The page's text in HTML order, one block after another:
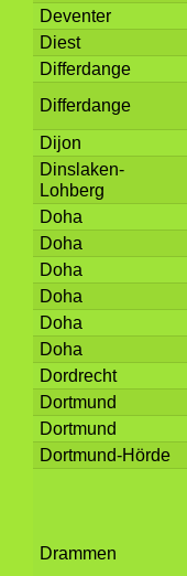
Deventer
Diest
Differdange
Differdange
Dijon
Dinslaken-
Lohberg
Doha
Doha
Doha
Doha
Doha
Doha
Dordrecht
Dortmund
Dortmund
Dortmund-Hörde
Drammen